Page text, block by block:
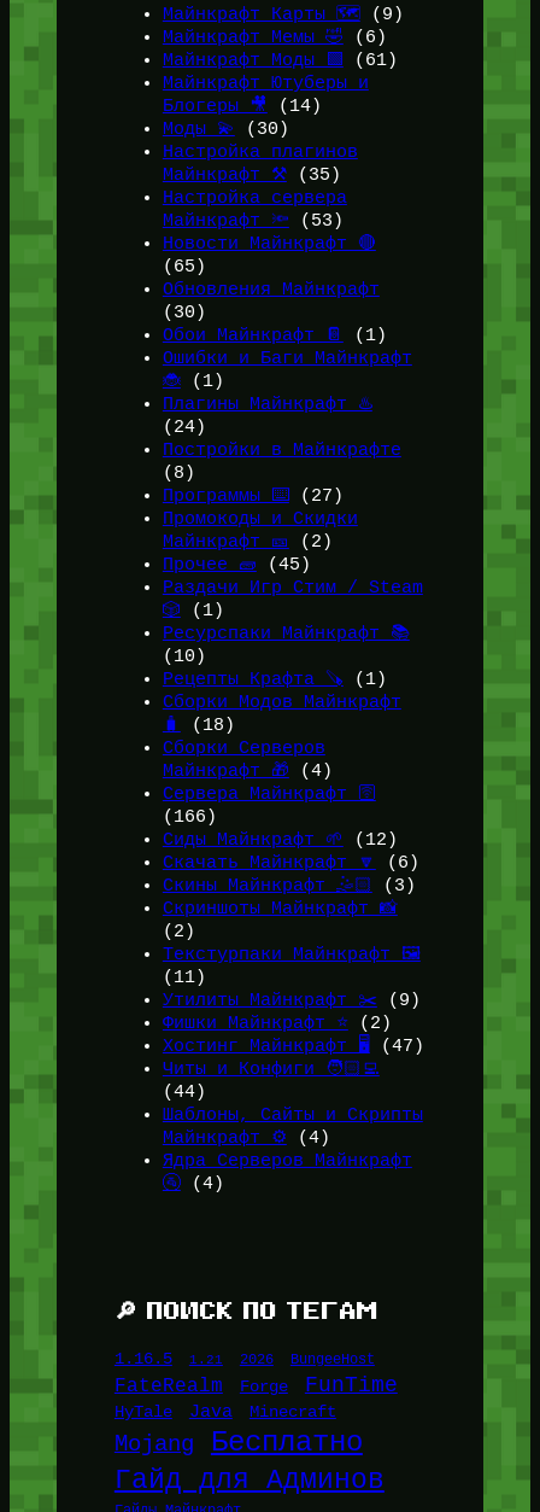
Майнкрафт Карты 🗺️(9)
Майнкрафт Мемы 🤣 (6)
Майнкрафт Моды 🟩 (61)
Майнкрафт Ютуберы и
Блогеры 🎥
(14)
Моды 💫
(30)
Настройка плагинов
Майнкрафт ⚒️(35)
Настройка сервера
Майнкрафт 🔦 (53)
Новости Майнкрафт 🔴
(65)
Обновления Майнкрафт
(30)
Обои Майнкрафт 📔
(1)
Ошибки и Баги Майнкрафт
🐞(1)
Плагины Майнкрафт ♨️
(24)
Постройки в Майнкрафте
(8)
Программы ⌨️(27)
Промокоды и Скидки
Майнкрафт 🎫
(2)
Прочее 🧱 (45)
Раздачи Игр Стим / Steam
🎲 (1)
Ресурспаки Майнкрафт 📚
(10)
Рецепты Крафта 🪚 (1)
Сборки Модов Майнкрафт
🧳
(18)
Сборки Серверов
Майнкрафт 🎁 (4)
Сервера Майнкрафт 🛜
(166)
Сиды Майнкрафт 🌱
(12)
Скачать Майнкрафт 🔽
(6)
Скины Майнкрафт 🤹🏻
(3)
Скриншоты Майнкрафт 📸
(2)
Текстурпаки Майнкрафт 🖼️
(11)
Утилиты Майнкрафт ✂️ (9)
Фишки Майнкрафт ⭐(2)
Хостинг Майнкрафт 🖥️ (47)
Читы и Конфиги 🧑🏻‍💻
(44)
Шаблоны, Сайты и Скрипты
Майнкрафт ⚙️ (4)
Ядра Серверов Майнкрафт
🚰(4)
🔎 ПОИСК ПО ТЕГАМ
1.16.5 1.21 2026 BungeeHost
FateRealm Forge FunTime
HyTale Java Minecraft
Mojang Бесплатно
Гайд для Админов